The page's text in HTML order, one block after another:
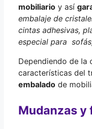
mobiliario y así
embalaje de
cintas adhesivas,
especial para
Dependiendo de la
características del
embalado de
Mudanzas y